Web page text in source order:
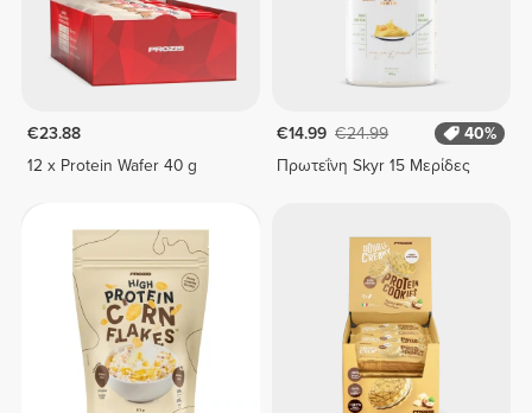
€23.88
12 x Protein Wafer 40 g
€14.99 €24.99
40%
Πρωτεΐνη Skyr 15 Μερίδες